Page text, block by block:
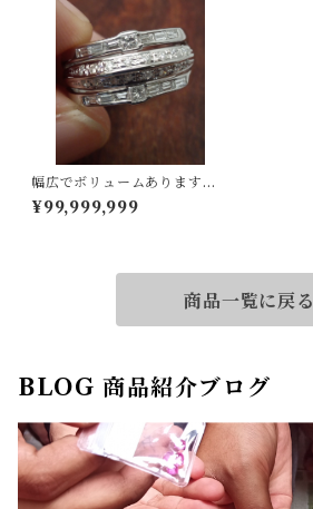
幅広でボリュームあります！P
t900ダイヤリング 11.5号
¥99,999,999
商品一覧に戻る
BLOG 商品紹介ブログ